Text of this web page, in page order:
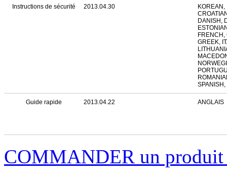
Instructions de sécurité 2013.04.30
DANISH,
FRENCH,
GREEK,
Guide rapide 2013.04.22 ANGLAIS
COMMANDER un